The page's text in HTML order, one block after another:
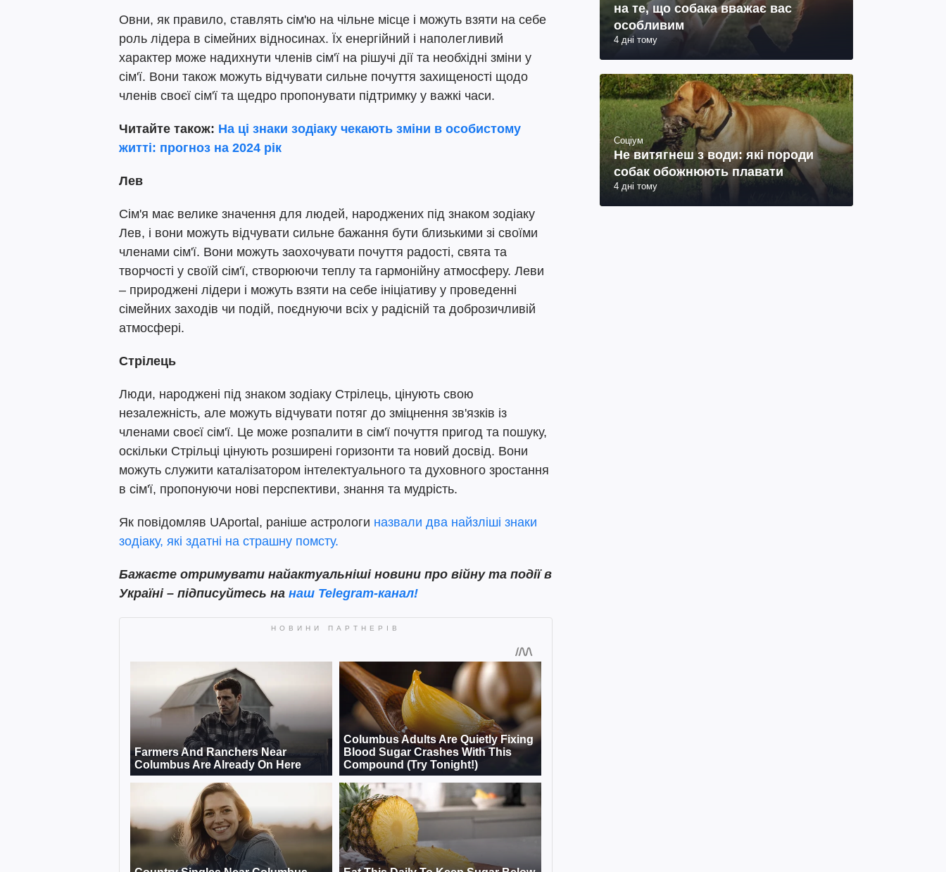
Овни, як правило, ставлять сім'ю на чільне місце і можуть взяти на себе
роль лідера в сімейних відносинах. Їх енергійний і наполегливий
характер може надихнути членів сім'ї на рішучі дії та необхідні зміни у
сім'ї. Вони також можуть відчувати сильне почуття захищеності щодо
членів своєї сім'ї та щедро пропонувати підтримку у важкі часи.
Читайте також: На ці знаки зодіаку чекають зміни в особистому
житті: прогноз на 2024 рік
Лев
Сім'я має велике значення для людей, народжених під знаком зодіаку
Лев, і вони можуть відчувати сильне бажання бути близькими зі своїми
членами сім'ї. Вони можуть заохочувати почуття радості, свята та
творчості у своїй сім'ї, створюючи теплу та гармонійну атмосферу. Леви
– природжені лідери і можуть взяти на себе ініціативу у проведенні
сімейних заходів чи подій, поєднуючи всіх у радісній та доброзичливій
атмосфері.
Стрілець
Люди, народжені під знаком зодіаку Стрілець, цінують свою
незалежність, але можуть відчувати потяг до зміцнення зв'язків із
членами своєї сім'ї. Це може розпалити в сім'ї почуття пригод та пошуку,
оскільки Стрільці цінують розширені горизонти та новий досвід. Вони
можуть служити каталізатором інтелектуального та духовного зростання
в сім'ї, пропонуючи нові перспективи, знання та мудрість.
Як повідомляв UAportal, раніше астрологи назвали два найзліші знаки
зодіаку, які здатні на страшну помсту.
Бажаєте отримувати найактуальніші новини про війну та події в
Україні – підписуйтесь на наш Telegram-канал!
на те, що собака вважає вас
особливим
4 дні тому
Соціум
Не витягнеш з води: які породи
собак обожнюють плавати
4 дні тому